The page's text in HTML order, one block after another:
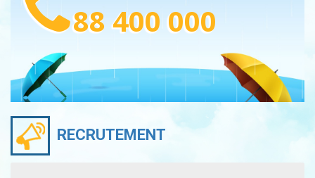
88 400 000
RECRUTEMENT